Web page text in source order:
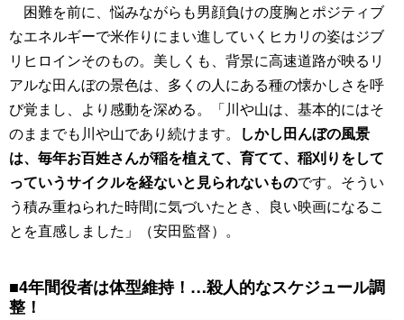
困難を前に、悩みながらも男顔負けの度胸とポジティブ
なエネルギーで米作りにまい進していくヒカリの姿はジブ
リヒロインそのもの。美しくも、背景に高速道路が映るリ
アルな田んぼの景色は、多くの人にある種の懐かしさを呼
び覚まし、より感動を深める。「川や山は、基本的にはそ
のままでも川や山であり続けます。
しかし田んぼの風景
は、毎年お百姓さんが稲を植えて、育てて、稲刈りをして
っていうサイクルを経ないと見られないものです。そうい
う積み重ねられた時間に気づいたとき、良い映画になるこ
とを直感しました」（安田監督）。
■4年間役者は体型維持！…殺人的なスケジュール調
整！